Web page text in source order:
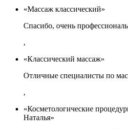
«Массаж классический»
Спасибо, очень
,
«Классический массаж»
Отличные специалисты по
,
«Косметологические
Наталья»